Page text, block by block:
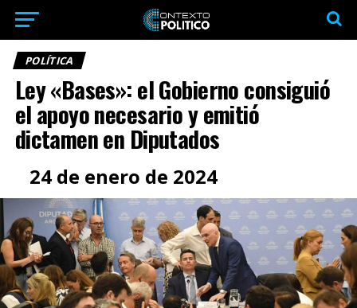
POLÍTICA
Ley «Bases»: el Gobierno consiguió
el apoyo necesario y emitió
dictamen en Diputados
24 de enero de 2024